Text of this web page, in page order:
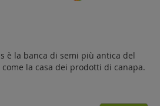
è la banca di semi più antica del
la casa dei prodotti di canapa.